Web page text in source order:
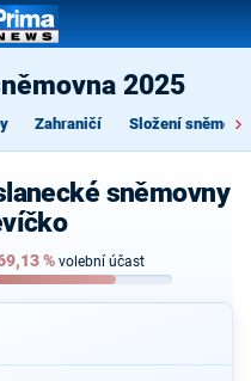
2025
Zahraničí Složení
sněmovny
% volební účast